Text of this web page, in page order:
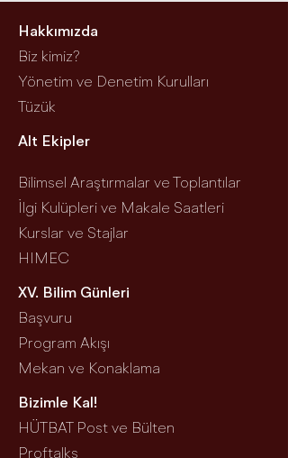
Hakkımızda
Biz kimiz?
Yönetim ve Denetim Kurulları
Tüzük
Alt Ekipler
Bilimsel Araştırmalar ve Toplantılar
İlgi Kulüpleri ve Makale Saatleri
Kurslar ve Stajlar
HIM EC
XV. Bilim Günleri
Başvuru
Program Akışı
Mekan ve Konaklama
Bizimle Kal!
HÜTBAT Post ve Bülten
Proftalks